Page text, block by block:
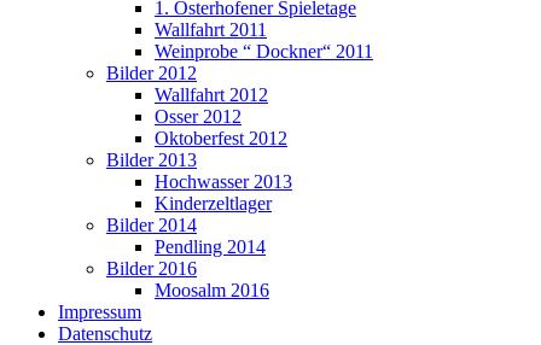
1. Osterhofener Spieletage
Wallfahrt 2011
Weinprobe “ Dockner“ 2011
Bilder 2012
Wallfahrt 2012
Osser 2012
Oktoberfest 2012
Bilder 2013
Hochwasser 2013
Kinderzeltlager
Bilder 2014
Pendling 2014
Bilder 2016
Moosalm 2016
Impressum
Datenschutz